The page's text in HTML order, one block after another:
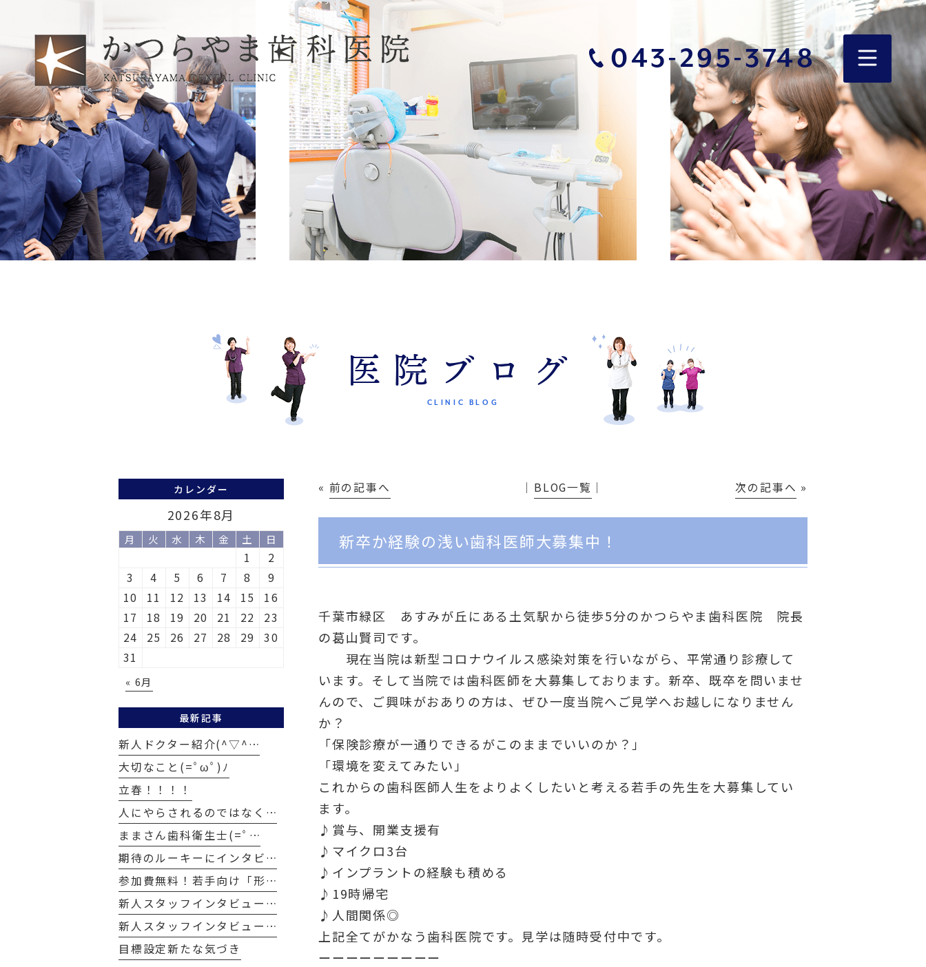
043-295-3748
医院ブログ
CLINIC BLOG
« 前の記事へ │ BLOG一覧 │ 次の記事へ »
新卒か経験の浅い歯科医師大募集中！
千葉市緑区 あすみが丘にある土気駅から徒歩5分のかつらやま歯科医院 院長
の葛山賢司です。
現在当院は新型コロナウイルス感染対策を行いながら、平常通り診療して
います。そして当院では歯科医師を大募集しております。新卒、既卒を問いませ
んので、ご興味がおありの方は、ぜひ一度当院へご見学へお越しになりません
か？
「保険診療が一通りできるがこのままでいいのか？」
「環境を変えてみたい」
これからの歯科医師人生をよりよくしたいと考える若手の先生を大募集してい
ます。
♪賞与、開業支援有
♪マイクロ3台
♪インプラントの経験も積める
♪19時帰宅
♪人間関係◎
上記全てがかなう歯科医院です。見学は随時受付中です。
ーーーーーーーーー
カレンダー
2026年8月
月 火 水 木 金 土 日
« 6月
1
2
3
4 5 6 7 8
9
10
11 12 13 14 15
16
17
18 19 20 21 22
23
24
25 26 27 28 29
30
31
最新記事
新人ドクター紹介(^▽^…
大切なこと(=ﾟωﾟ)ﾉ
立春！！！！
人にやらされるのではなく…
ままさん歯科衛生士(=ﾟ…
期待のルーキーにインタビ…
参加費無料！若手向け「形…
新人スタッフインタビュー…
新人スタッフインタビュー…
目標設定新たな気づき